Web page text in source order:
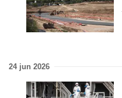
24 jun 2026